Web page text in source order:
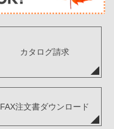
カタログ請求
FAX注文書ダウンロード